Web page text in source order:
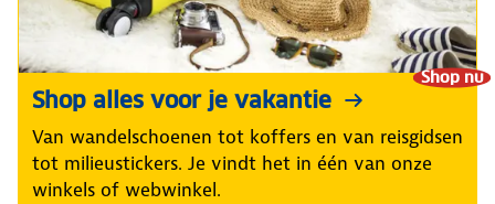
Shop nu
Shop alles voor je vakantie
Van wandelschoenen tot koffers en van reisgidsen
tot milieustickers. Je vindt het in één van onze
winkels of webwinkel.